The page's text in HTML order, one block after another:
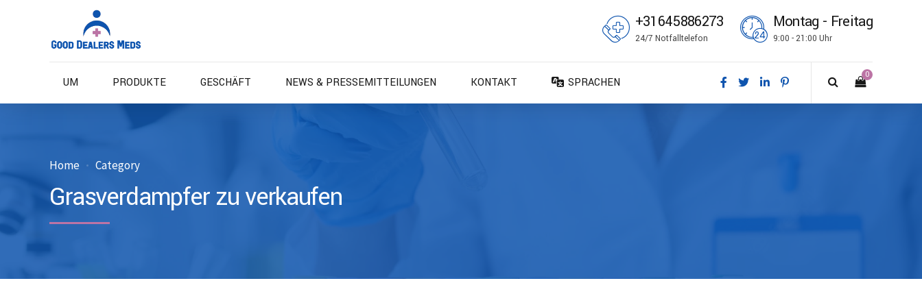
+31645886273
24/7 Notfalltelefon
Montag - Freitag
9:00 - 21:00 Uhr
0
UM PRODUKTE GESCHÄFT NEWS & PRESSEMITTEILUNGEN KONTAKT
SPRACHEN
Home Category
Grasverdampfer zu verkaufen